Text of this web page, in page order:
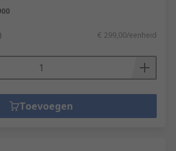
€ 299,00/eenheid
Toevoegen